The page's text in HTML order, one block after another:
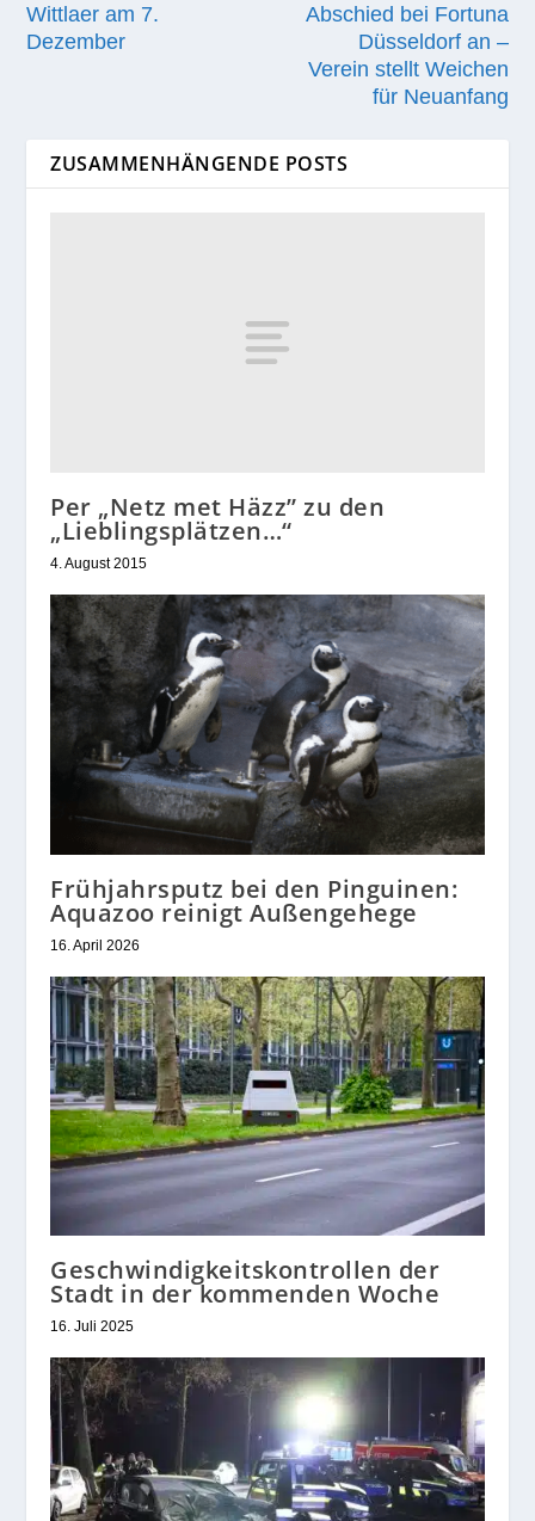
Wittlaer am 7.
Dezember
Abschied bei Fortuna
Düsseldorf an –
Verein stellt Weichen
für Neuanfang
ZUSAMMENHÄNGENDE POSTS
Per „Netz met Häzz” zu den
„Lieblingsplätzen…“
4. August 2015
Frühjahrsputz bei den Pinguinen:
Aquazoo reinigt Außengehege
16. April 2026
Geschwindigkeitskontrollen der
Stadt in der kommenden Woche
16. Juli 2025